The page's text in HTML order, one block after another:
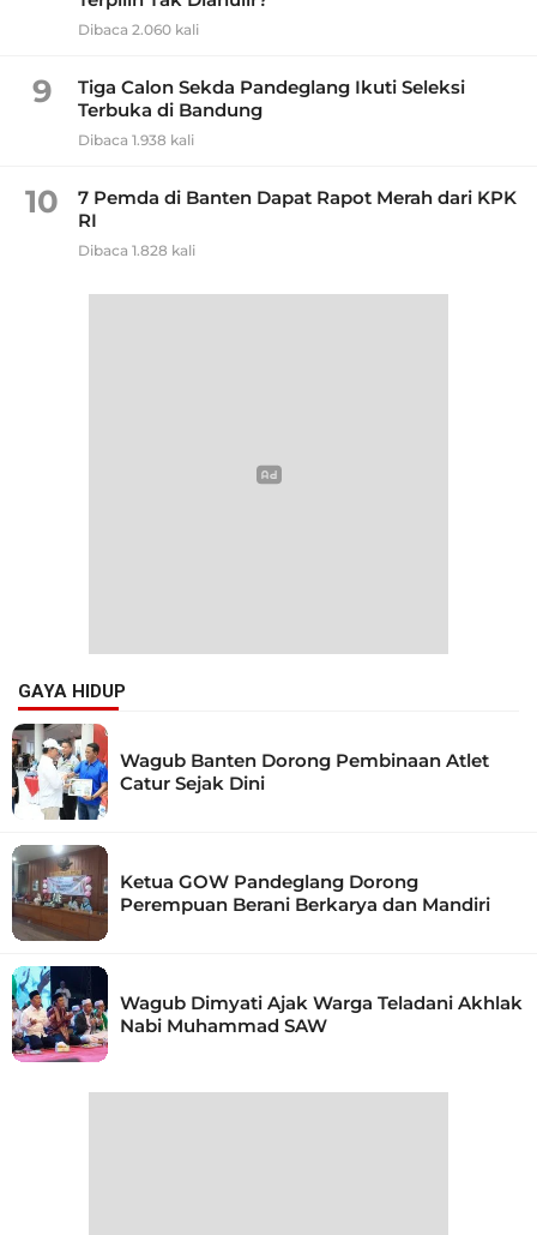
Dibaca 2.060 kali
9
Tiga Calon Sekda Pandeglang Ikuti Seleksi
Terbuka di Bandung
Dibaca 1.938 kali
10
7 Pemda di Banten Dapat Rapot Merah dari KPK
RI
Dibaca 1.828 kali
GAYA HIDUP
Wagub Banten Dorong Pembinaan Atlet
Catur Sejak Dini
Ketua GOW Pandeglang Dorong
Perempuan Berani Berkarya dan Mandiri
Wagub Dimyati Ajak Warga Teladani Akhlak
Nabi Muhammad SAW